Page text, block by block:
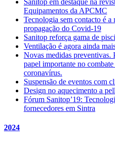
Equipamentos da APCMC
Tecnologia sem contacto é a
propagação do Covid-19
Sanitop reforça gama de
Ventilação é agora ainda
Novas medidas preventivas.
papel importante no
coronavírus.
Suspensão de eventos com
Design no aquecimento a
Fórum Sanitop’19:
fornecedores em Sintra
2024